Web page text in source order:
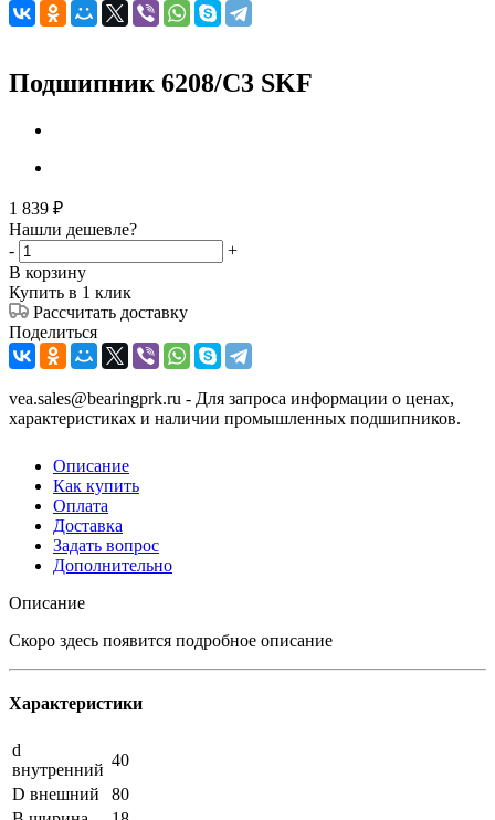
Подшипник 6208/C3 SKF
1 839 ₽
Нашли дешевле?
-
+
В корзину
Купить в 1 клик
Рассчитать доставку
Поделиться
vea.sales@bearingprk.ru - Для запроса информации о ценах,
характеристиках и наличии промышленных подшипников.
Описание
Как купить
Оплата
Доставка
Задать вопрос
Дополнительно
Описание
Скоро здесь появится подробное описание
Характеристики
d
внутренний
40
D внешний
80